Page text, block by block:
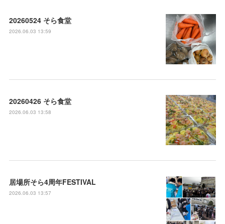
20260524 そら食堂
2026.06.03 13:59
20260426 そら食堂
2026.06.03 13:58
居場所そら4周年FESTIVAL
2026.06.03 13:57